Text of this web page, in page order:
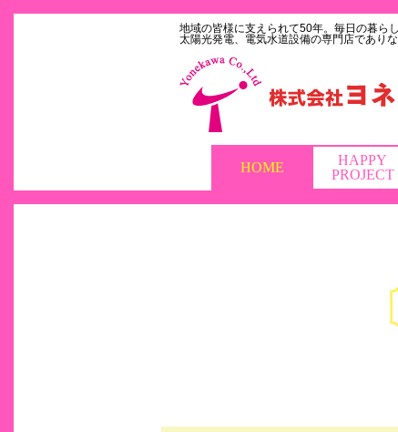
地域の皆様に支えられて50年。毎日の暮ら
太陽光発電、電気水道設備の専門店であり
HOME
HAPPY
PROJECT